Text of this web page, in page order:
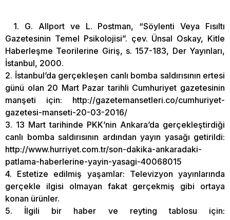
1. G. Allport ve L. Postman, “Söylenti Veya Fısıltı
Gazetesinin Temel Psikolojisi”. çev. Ünsal Oskay, Kitle
Haberleşme Teorilerine Giriş, s. 157-183, Der Yayınları,
İstanbul, 2000.
2. İstanbul’da gerçekleşen canlı bomba saldırısının ertesi
günü olan 20 Mart Pazar tarihli Cumhuriyet gazetesinin
manşeti için: http://gazetemansetleri.co/cumhuriyet-
gazetesi-manseti-20-03-2016/
3. 13 Mart tarihinde PKK’nin Ankara’da gerçekleştirdiği
canlı bomba saldırısının ardından yayın yasağı getirildi:
http://www.hurriyet.com.tr/son-dakika-ankaradaki-
patlama-haberlerine-yayin-yasagi-40068015
4. Estetize edilmiş yaşamlar: Televizyon yayınlarında
gerçekle ilgisi olmayan fakat gerçekmiş gibi ortaya
konan ürünler.
5. İlgili bir haber ve reyting tablosu için: